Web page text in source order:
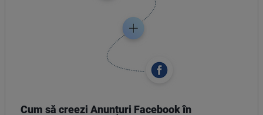
Cum să creezi Anunțuri Facebook în